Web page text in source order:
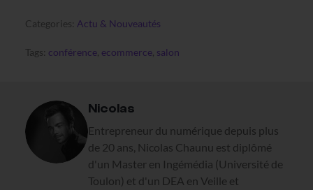
Categories: Actu & Nouveautés
Tags: conférence, ecommerce, salon
Nicolas
Entrepreneur du numérique depuis plus
de 20 ans, Nicolas Chaunu est diplômé
d'un Master en Ingémédia (Université de
Toulon) et d'un DEA en Veille et